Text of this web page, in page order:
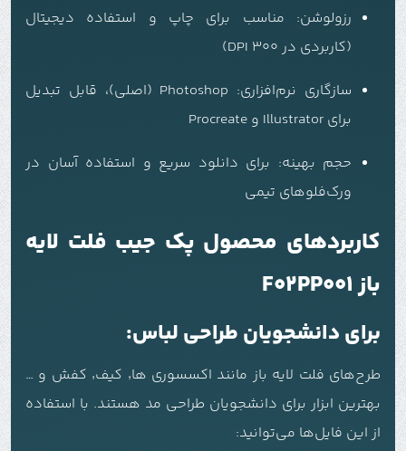
رزولوشن: مناسب برای چاپ و استفاده دیجیتال
(کاربردی در 300 DPI)
سازگاری نرم‌افزاری: Photoshop (اصلی)، قابل تبدیل
برای Illustrator و Procreate
حجم بهینه: برای دانلود سریع و استفاده آسان در
ورک‌فلوهای تیمی
کاربردهای محصول پک جیب فلت لایه
باز F02PP001
برای دانشجویان طراحی لباس:
طرح‌های فلت لایه باز مانند اکسسوری ها٬ کیف٬ کفش و …
بهترین ابزار برای دانشجویان طراحی مد هستند. با استفاده
از این فایل‌ها می‌توانید: